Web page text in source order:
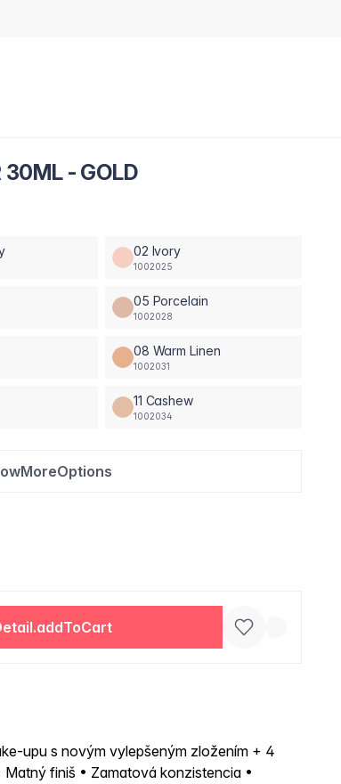
- GOLD
02 Ivory
1002025
05 Porcelain
1002028
08 Warm Linen
1002031
11 Cashew
1002034
upu s novým vylepšeným zložením + 4
finiš • Zamatová konzistencia •